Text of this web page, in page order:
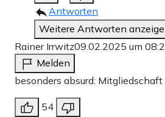
Antworten
Weitere Antworten
Rainer Irrwitz09.02.2025 um
Melden
besonders absurd: Mitgliedschaft
54